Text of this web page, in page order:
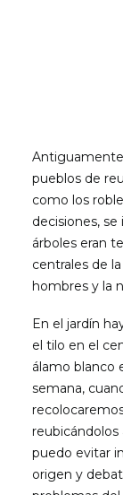
pueblos de
como los
decisiones,
árboles eran
centrales de
hombres y la
En el jardín
el tilo en el
álamo blanco
semana,
reubicándolos
puedo evitar
origen y